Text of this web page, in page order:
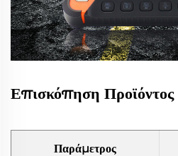
Επισκόπηση Προϊόντος
Παράμετρος